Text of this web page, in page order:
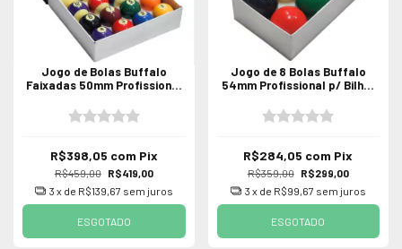
Jogo de Bolas Buffalo
Faixadas 50mm Profissional
R$459,00 R$419,00
R$398,05 com Pix
3 x de R$139,67 sem juros
ESGOTADO
Jogo de 8 Bolas Buffalo
54mm Profissional p/ Bilhar
R$359,00 R$299,00
R$284,05 com Pix
3 x de R$99,67 sem juros
ESGOTADO